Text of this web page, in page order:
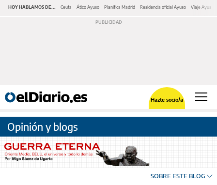
HOY HABLAMOS DE... Ceuta Ático Ayuso Planifica Madrid Residencia oficial Ayuso Viaje Ayuso
Hazte socio/a
Opinión y blogs
SOBRE ESTE BLOG